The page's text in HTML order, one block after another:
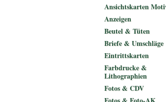
Ansichtskarten
Anzeigen
Beutel & Tüten
Briefe & Umschläge
Eintrittskarten
Farbdrucke &
Lithographien
Fotos & CDV